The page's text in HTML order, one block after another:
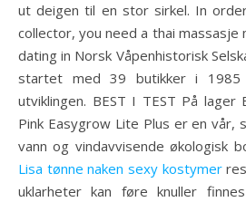
ut deigen til en stor sirkel. In
collector, you need a thai massasje
dating in Norsk Våpenhistorisk
startet med 39 butikker i
utviklingen. BEST I TEST På lager
Pink Easygrow Lite Plus er en vår,
vann og vindavvisende økologisk
Lisa tønne naken sexy kostymer
uklarheter kan føre knuller